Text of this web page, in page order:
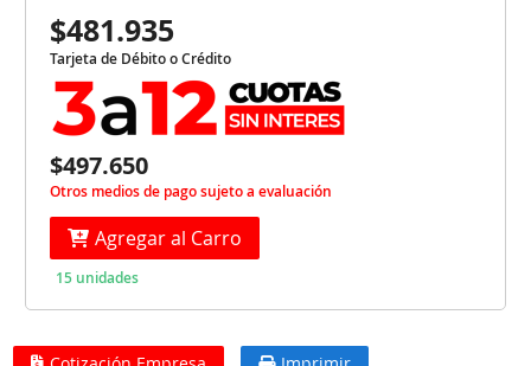
$481.935
Tarjeta de Débito o Crédito
$497.650
Otros medios de pago sujeto a evaluación
Agregar al Carro
15 unidades